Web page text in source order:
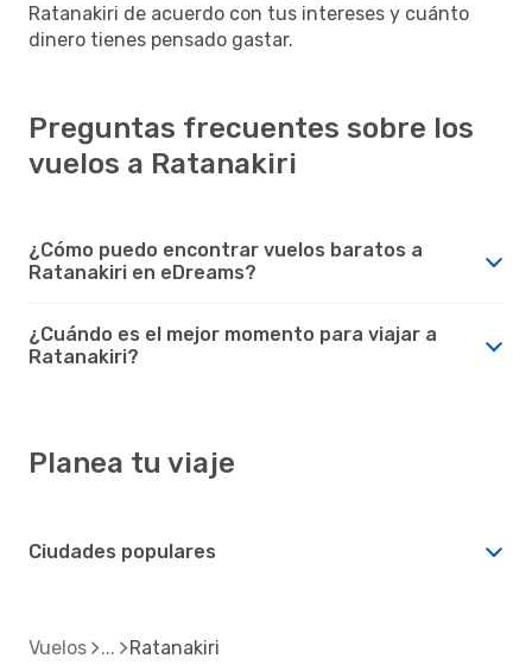
Ratanakiri de acuerdo con tus intereses y cuánto
dinero tienes pensado gastar.
Preguntas frecuentes sobre los
vuelos a Ratanakiri
¿Cómo puedo encontrar vuelos baratos a
Ratanakiri en eDreams?
¿Cuándo es el mejor momento para viajar a
Ratanakiri?
Planea tu viaje
Ciudades populares
Vuelos Ratanakiri